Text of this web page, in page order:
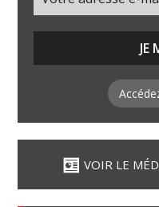
VOIR LE